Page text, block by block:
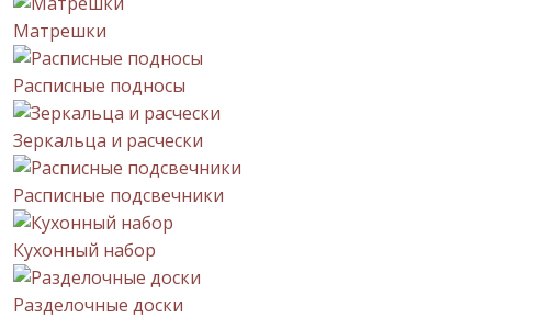
Матрешки
Расписные подносы
Зеркальца и расчески
Расписные подсвечники
Кухонный набор
Разделочные доски